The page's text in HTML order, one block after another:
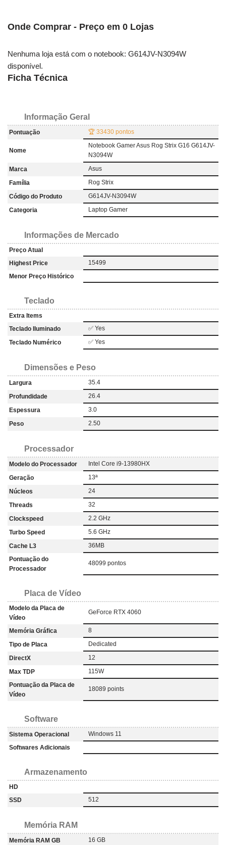
Onde Comprar - Preço em 0 Lojas
Nenhuma loja está com o notebook: G614JV-N3094W
disponível.
Ficha Técnica
Informação Geral
Pontuação 🏆 33430 pontos
Nome
Notebook Gamer Asus Rog Strix G16 G614JV-
N3094W
Marca
Asus
Família
Rog Strix
Código do Produto
G614JV-N3094W
Categoria
Laptop Gamer
Informações de Mercado
Preço Atual
Highest Price
15499
Menor Preço Histórico
Teclado
Extra Items
Teclado Iluminado
✅ Yes
Teclado Numérico
✅ Yes
Dimensões e Peso
Largura
35.4
Profundidade
26.4
Espessura
3.0
Peso
2.50
Processador
Modelo do Processador
Intel Core i9-13980HX
Geração
13ª
Núcleos
24
Threads
32
Clockspeed
2.2 GHz
Turbo Speed
5.6 GHz
Cache L3
36MB
Pontuação do
Processador
48099 pontos
Placa de Vídeo
Modelo da Placa de
Vídeo
GeForce RTX 4060
Memória Gráfica
8
Tipo de Placa
‎Dedicated
DirectX
12
Max TDP
115W
Pontuação da Placa de
Vídeo
18089 points
Software
Sistema Operacional
Windows 11
Softwares Adicionais
Armazenamento
HD
SSD
512
Memória RAM
Memória RAM GB 16 GB